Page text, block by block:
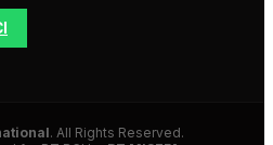
. All Rights Reserved.